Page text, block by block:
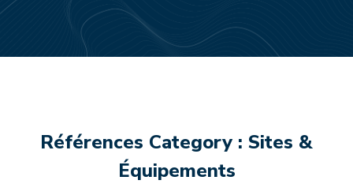
Références Category : Sites &
Équipements